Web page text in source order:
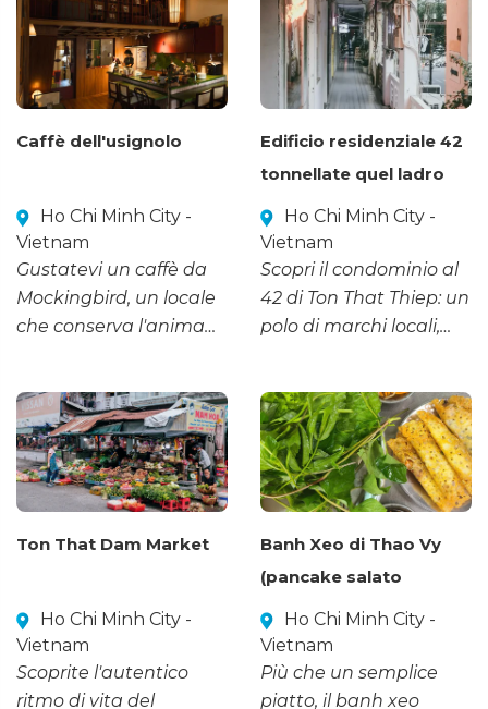
Commando di Saigon
rivivono in ogni piatto.
spirito di Hanoi, proprio
nel cuore di Saigon.
Caffè dell'usignolo
Ho Chi Minh City -
Vietnam
Gustatevi un caffè da
Mockingbird, un locale
che conserva l'anima
palazzo residenziale nel
cuore del Distretto 1.
Edificio residenziale 42
tonnellate quel ladro
Ho Chi Minh City -
Vietnam
Scopri il condominio al
42 di Ton That Thiep: un
polo di marchi locali,
cuore del Distretto 1.
Ton That Dam Market
Ho Chi Minh City -
Vietnam
Scoprite l'autentico
ritmo di vita del
Banh Xeo di Thao Vy
(pancake salato
vietnamita)
Ho Chi Minh City -
Vietnam
Più che un semplice
piatto, il banh xeo